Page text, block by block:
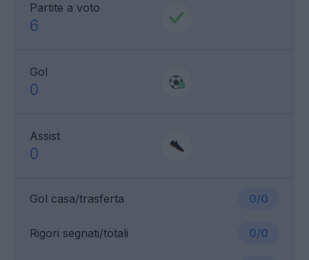
Partite a voto
6
Gol
0
Assist
0
Gol casa/trasferta 0/0
Rigori segnati/totali 0/0